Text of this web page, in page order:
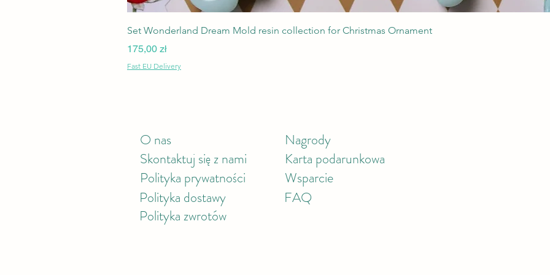
Podgląd
Set Wonderland Dream Mold resin collection for Christmas Ornament
Cena
175,00 zł
Fast EU Delivery
O nas
Skontaktuj się z nami
Polityka prywatności
Polityka dostawy
Polityka zwrotów
Nagrody
Karta podarunkowa
Wsparcie
FAQ